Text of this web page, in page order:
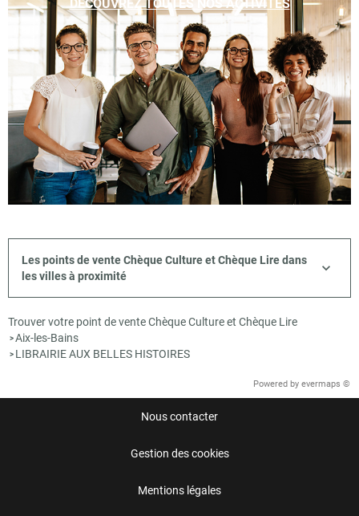
DÉCOUVREZ TOUTES NOS ACTIVITÉS
Les points de vente Chèque Culture et Chèque Lire dans
les villes à proximité
Trouver votre point de vente Chèque Culture et Chèque Lire
>Aix-les-Bains
> LIBRAIRIE AUX BELLES HISTOIRES
Powered by evermaps ©
Nous contacter
Gestion des cookies
Mentions légales